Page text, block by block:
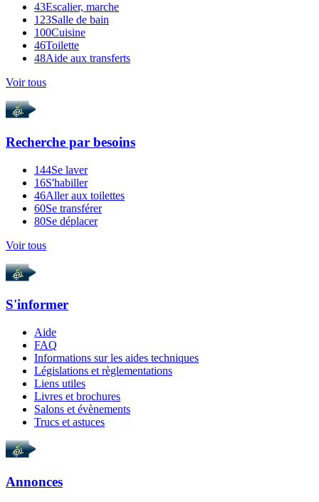
43Escalier, marche
123Salle de bain
100Cuisine
46Toilette
48Aide aux transferts
Voir tous
Recherche par besoins
144Se laver
16S'habiller
46Aller aux toilettes
60Se transférer
80Se déplacer
Voir tous
S'informer
Aide
FAQ
Informations sur les aides techniques
Législations et règlementations
Liens utiles
Livres et brochures
Salons et évènements
Trucs et astuces
Annonces